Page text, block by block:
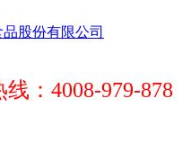
：4008-979-878